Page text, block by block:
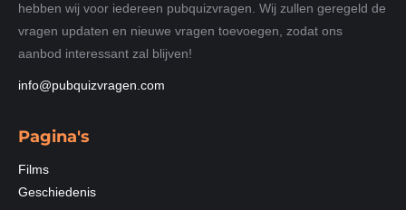
hebben wij voor iedereen pubquizvragen. Wij zullen geregeld de
vragen updaten en nieuwe vragen toevoegen, zodat ons
aanbod interessant zal blijven!
info@pubquizvragen.com
Pagina's
Films
Geschiedenis